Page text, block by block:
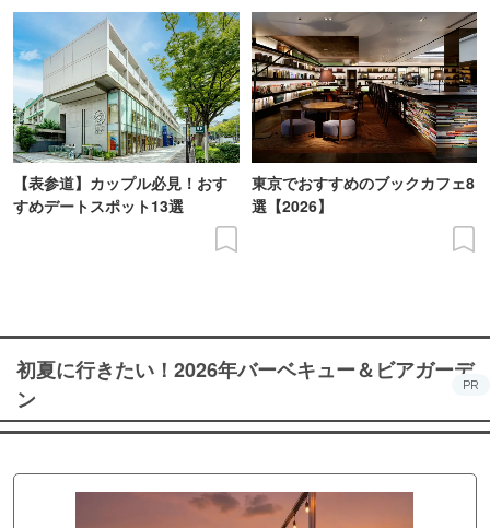
【表参道】カップル必見！おす
すめデートスポット13選
東京でおすすめのブックカフェ8
選【2026】
初夏に行きたい！2026年バーベキュー＆ビアガーデ
ン
PR